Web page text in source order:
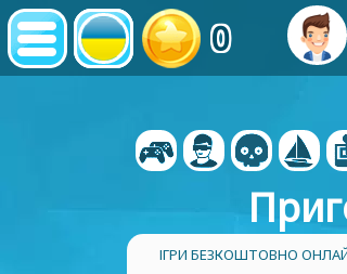
0
ІГРИ БЕЗКОШТОВНО